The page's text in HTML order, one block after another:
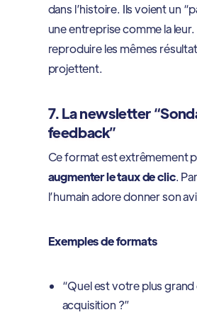
dans l’histoire. Ils voient un
une entreprise comme la
reproduire les mêmes
projettent.
7. La newsletter
feedback”
Ce format est extrêmement
augmenter le taux de clic.
l’humain adore donner son
Exemples de formats
“Quel est votre plus grand
acquisition ?”